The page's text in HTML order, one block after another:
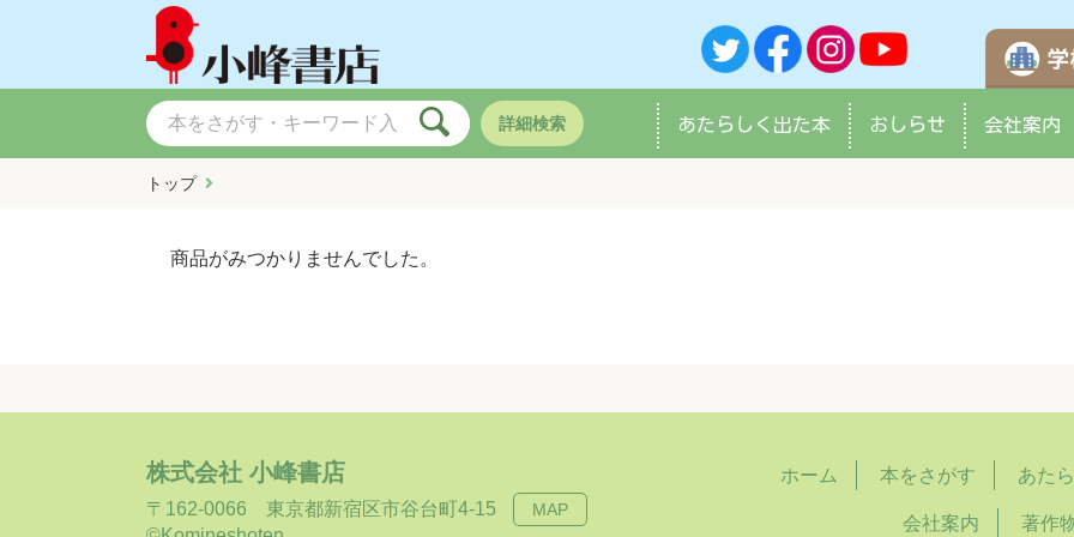
詳細検索 あたらしく 出た本 おしらせ 会社案内
トップ
商品がみつかりませんでした。
株式会社 小峰書店
〒162-0066 東京都新宿区市谷台町4-15 MAP
ホーム 本をさがす あた
会社案内 著作